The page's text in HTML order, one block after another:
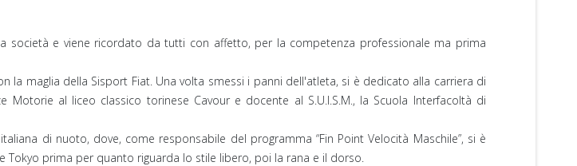
società e viene ricordato da tutti con affetto, per la competenza professionale ma prima
la maglia della Sisport Fiat. Una volta smessi i panni dell'atleta, si è dedicato alla carriera di
al liceo classico torinese Cavour e docente al S.U.I.S.M., la Scuola Interfacoltà di
di nuoto, dove, come responsabile del programma “Fin Point Velocità Maschile”, si è
Tokyo prima per quanto riguarda lo stile libero, poi la rana e il dorso.